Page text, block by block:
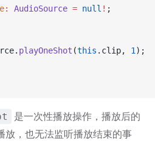
: AudioSource = null ! ;
playOneShot (this .clip, 1 );
是一次性播放操作，播放后的
放，也无法监听播放结束的事